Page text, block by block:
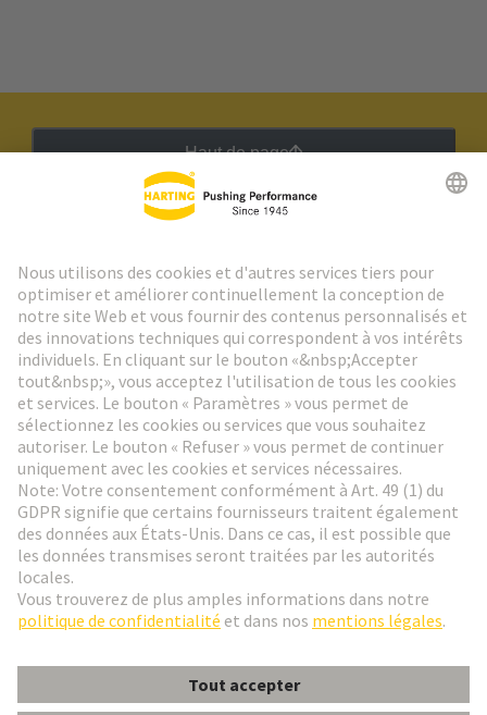
Haut de page
Aller à l'inscription
Social Media
France Français
© HARTING Technology Group